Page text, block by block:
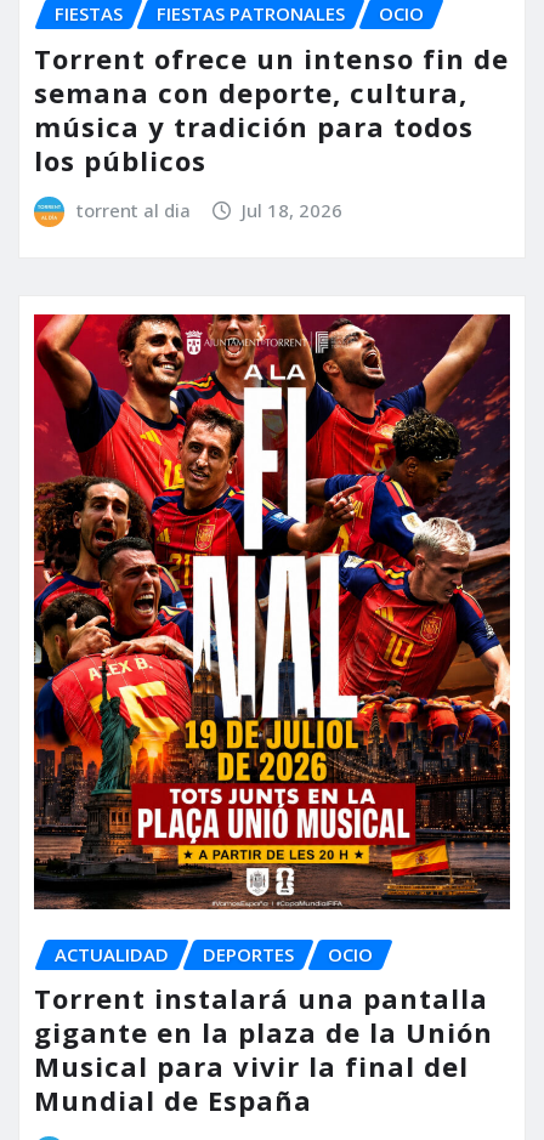
FIESTAS
FIESTAS PATRONALES OCIO
Torrent ofrece un intenso fin de
semana con deporte, cultura,
música y tradición para todos
los públicos
torrent al dia Jul 18, 2026
ACTUALIDAD DEPORTES OCIO
Torrent instalará una pantalla
gigante en la plaza de la Unión
Musical para vivir la final del
Mundial de España